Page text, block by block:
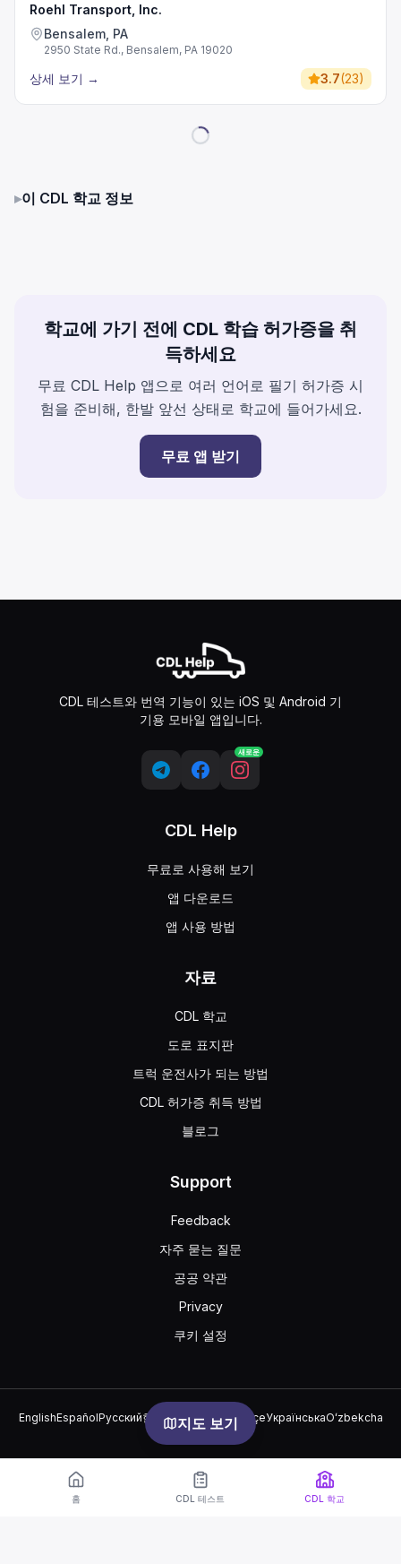
Roehl Transport, Inc.
Bensalem, PA
2950 State Rd., Bensalem, PA 19020
상세 보기 → 3.7(23)
지도 보기
▸이 CDL 학교 정보
학교에 가기 전에 CDL 학습 허가증을 취
득하세요
무료 CDL Help 앱으로 여러 언어로 필기 허가증 시
험을 준비해, 한발 앞선 상태로 학교에 들어가세요.
무료 앱 받기
CDL 테스트와 번역 기능이 있는 iOS 및 Android 기
기용 모바일 앱입니다.
새로운
CDL Help
무료로 사용해 보기
앱 다운로드
앱 사용 방법
자료
CDL 학교
도로 표지판
트럭 운전사가 되는 방법
CDL 허가증 취득 방법
블로그
Support
Feedback
자주 묻는 질문
공공 약관
Privacy
쿠키 설정
EnglishEspañolРусский한국어PortuguêsTürkçeУкраїнськаOʻzbekcha
中文العربية
© 2026 TruckDriver.help LLC
이 플랫폼은 회사 소유이며 정부 기관과 관련이 없습니다.
홈 CDL 테스트 CDL 학교